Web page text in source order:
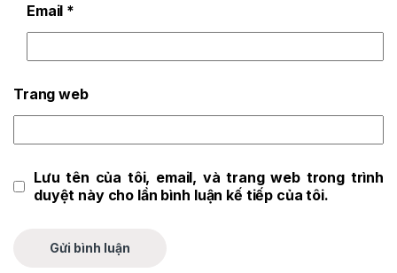
Email *
Trang web
Lưu tên của tôi, email, và trang web trong trình
duyệt này cho lần bình luận kế tiếp của tôi.